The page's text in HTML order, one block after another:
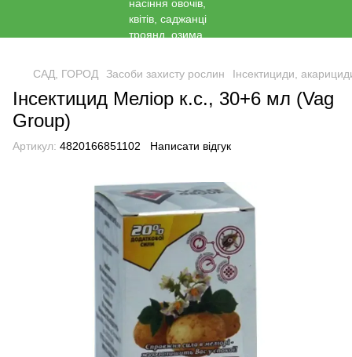
САД, ГОРОД Засоби захисту рослин Інсектициди,
Інсектицид Меліор к.с., 30+6 мл (Vag
Group)
Артикул: 4820166851102 Написати відгук